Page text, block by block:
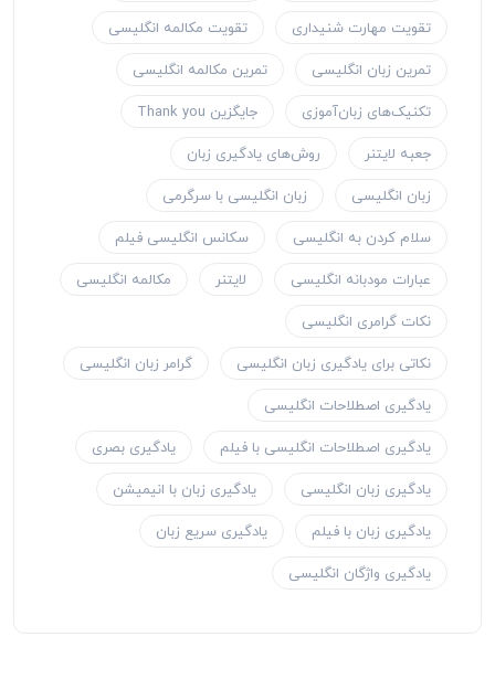
تقویت مهارت شنیداری
تقویت مکالمه انگلیسی
تمرین زبان انگلیسی
تمرین مکالمه انگلیسی
تکنیک‌های زبان‌آموزی
جایگزین Thank you
جعبه لایتنر
روش‌های یادگیری زبان
زبان انگلیسی
زبان انگلیسی با سرگرمی
سلام کردن به انگلیسی
سکانس انگلیسی فیلم
عبارات مودبانه انگلیسی
لایتنر
مکالمه انگلیسی
نکات گرامری انگلیسی
نکاتی برای یادگیری زبان انگلیسی
گرامر زبان انگلیسی
یادگیری اصطلاحات انگلیسی
یادگیری اصطلاحات انگلیسی با فیلم
یادگیری بصری
یادگیری زبان انگلیسی
یادگیری زبان با انیمیشن
یادگیری زبان با فیلم
یادگیری سریع زبان
یادگیری واژگان انگلیسی